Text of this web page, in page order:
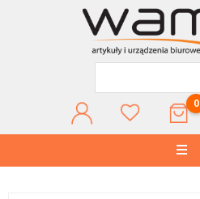
0